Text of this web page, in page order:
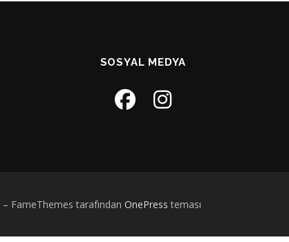
SOSYAL MEDYA
– FameThemes tarafından OnePress teması